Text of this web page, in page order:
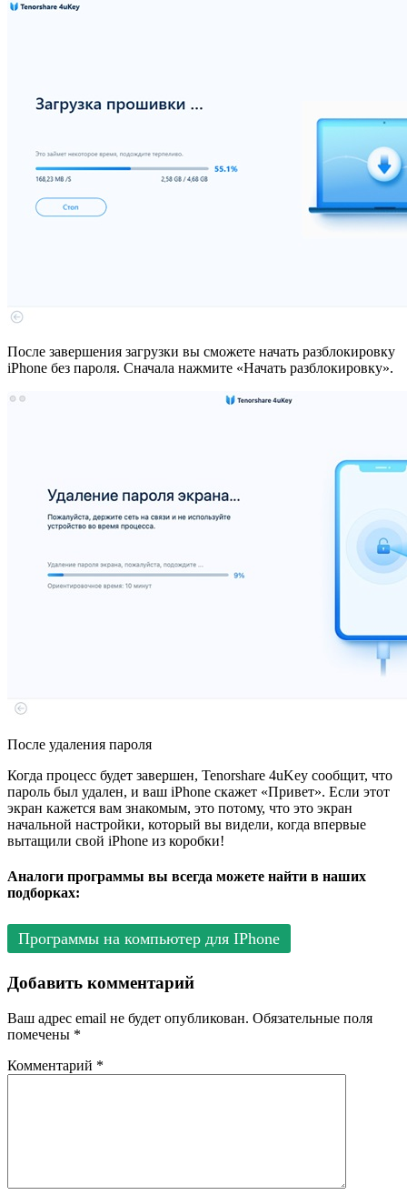
После завершения загрузки вы сможете начать разблокировку
iPhone без пароля. Сначала нажмите «Начать разблокировку».
После удаления пароля
Когда процесс будет завершен, Tenorshare 4uKey сообщит, что
пароль был удален, и ваш iPhone скажет «Привет». Если этот
экран кажется вам знакомым, это потому, что это экран
начальной настройки, который вы видели, когда впервые
вытащили свой iPhone из коробки!
Аналоги программы вы всегда можете найти в наших
подборках:
Программы на компьютер для IPhone
Добавить комментарий
Ваш адрес email не будет опубликован. Обязательные поля
помечены *
Комментарий *